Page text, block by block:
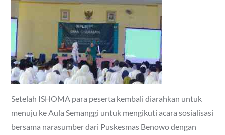
Setelah ISHOMA para peserta kembali diarahkan untuk
menuju ke Aula Semanggi untuk mengikuti acara sosialisasi
bersama narasumber dari Puskesmas Benowo dengan